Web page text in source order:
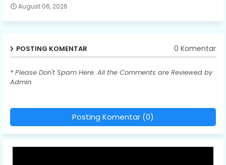
August 06, 2026
POSTING KOMENTAR 0 Komentar
* Please Don't Spam Here. All the Comments are Reviewed by
Admin.
Posting Komentar (0)